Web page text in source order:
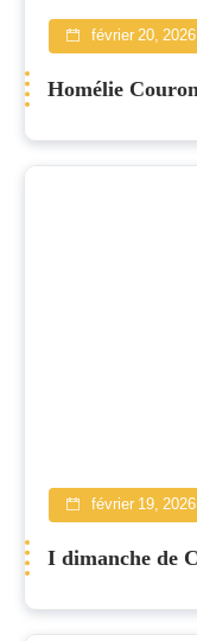
février 20, 2026
Homélie
février 19, 2026
I dimanche de